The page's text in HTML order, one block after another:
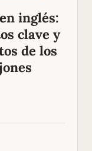
inglés:
clave y
de los